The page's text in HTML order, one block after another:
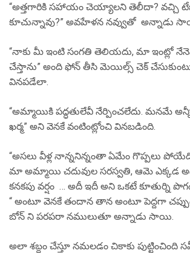
“అత్తగారికి సహాయం చెయ్యాలని తెలీదా? వచ్చి
కూచున్నావు?” అవహేళన నవ్వుతో అన్నాడు
“నాకు మీ ఇంటి సంగతి తెలియదు, మా ఇంట్లో
చేస్తాను” అంది ఫోన్ తీసి మెయిల్స్ చెక్
వినపడేలా.
“అమ్మాయికి పద్ధతులేవీ నేర్పించలేదు. మనమే
ఖర్మ” అని వెనకే వంటింట్లోంచి వినబడింది.
“అసలు వీళ్ల నాన్ననిన్నంతా ఏమేం గొప్పలు
మా అమ్మాయి చదువుల సరస్వతి, ఆమె ఎక్కడ
కనకపు వర్షం … అదీ ఇదీ అని ఒకటే కూతుర్ని
“ అంటూ వెనకే తందాన తాన అంటూ పెద్దగా
బోన్ ని పరపరా నములుతూ అన్నాడు సాయి.
అలా శబ్దం చేస్తూ నమలడం చికాకు పుట్టించింది